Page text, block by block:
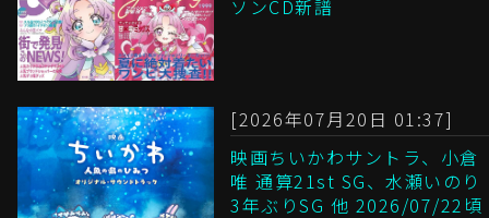
ソンCD新譜
[2026年07月20日 01:37]
映画ちいかわサントラ、小倉
唯 通算21st SG、水瀬いのり
3年ぶりSG 他 2026/07/22頃